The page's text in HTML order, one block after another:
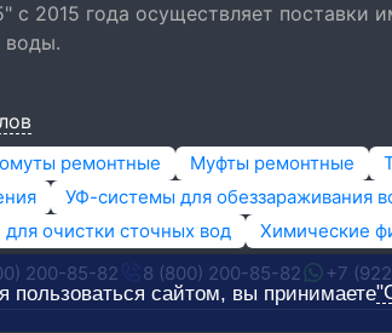
с 2015 года осуществляет
воды.
ремонтные Муфты ремонтные
УФ-системы для обеззараживания
очистки сточных вод
Химические
200-85-82
8 (800) 200-85-82 +7
пользоваться сайтом, вы принимаете